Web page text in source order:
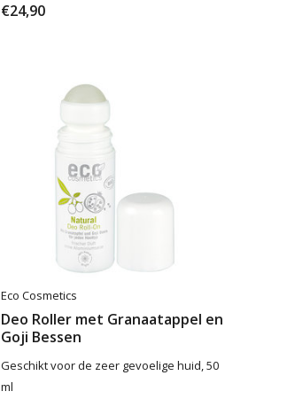
€24,90
Eco Cosmetics
Deo Roller met Granaatappel en
Goji Bessen
Geschikt voor de zeer gevoelige huid, 50
ml